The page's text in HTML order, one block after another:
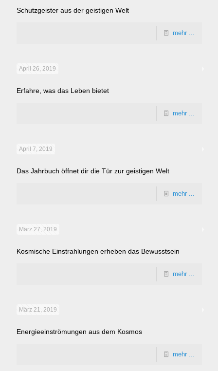
Schutzgeister aus der geistigen Welt
mehr ...
April 26, 2019
Erfahre, was das Leben bietet
mehr ...
April 7, 2019
Das Jahrbuch öffnet dir die Tür zur geistigen Welt
mehr ...
März 27, 2019
Kosmische Einstrahlungen erheben das Bewusstsein
mehr ...
März 21, 2019
Energieeinströmungen aus dem Kosmos
mehr ...